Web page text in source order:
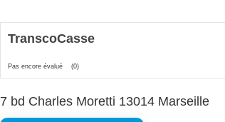
TranscoCasse
Pas encore évalué (0)
bd Charles Moretti 13014 Marseille